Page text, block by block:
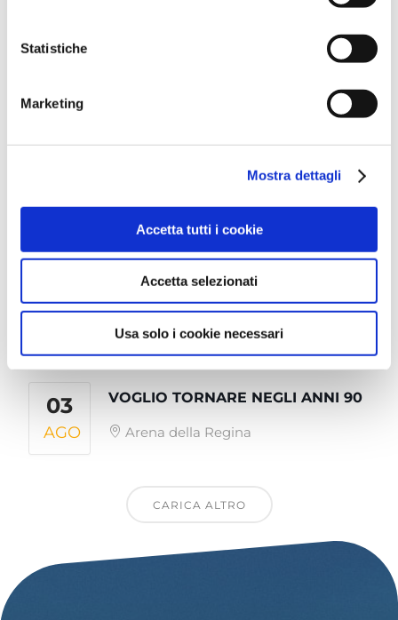
Statistiche
Marketing
Mostra dettagli
Accetta tutti i cookie
Accetta selezionati
Usa solo i cookie necessari
LUG
LUG
CATTOLICA MUSICALE: LA CANTA
Piazza Mercato Coperto
LUG
CATTOLICA JAZZ FEELING
FESTIVAL #CJFF2025
Piazzale Roosevelt
25
CATTOLICA MUSICALE “THE
CHAMPS OF SWING”
Piazza Primo Maggio
03
AGO
VOGLIO TORNARE NEGLI ANNI 90
Arena della Regina
CARICA ALTRO